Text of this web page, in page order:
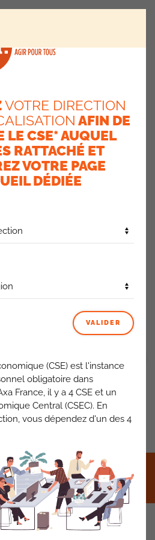
pour
non optant
vérification de ses fiches de
formation, son minimum garanti
SUIVANT
•Mentions légales • RGPD
Contact
VOTRE DIRECTION
AFIN DE
LE CSE* AUQUEL
RATTACHÉ ET
VOTRE PAGE
DÉDIÉE
VALIDER
(CSE) est l'instance
obligatoire dans
France, il y a 4 CSE et un
Central (CSEC). En
vous dépendez d'un des 4